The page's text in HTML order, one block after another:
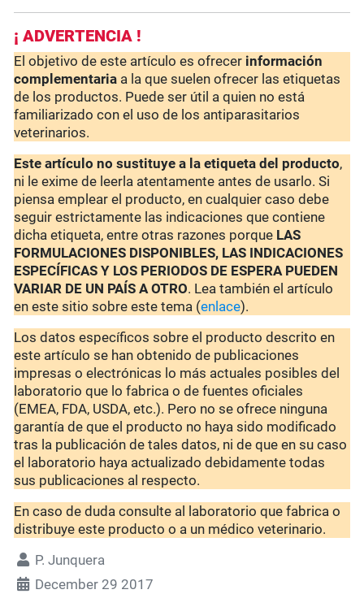
¡ ADVERTENCIA !
El objetivo de este artículo es ofrecer información
complementaria a la que suelen ofrecer las etiquetas
de los productos. Puede ser útil a quien no está
familiarizado con el uso de los antiparasitarios
veterinarios.
Este artículo no sustituye a la etiqueta del producto,
ni le exime de leerla atentamente antes de usarlo. Si
piensa emplear el producto, en cualquier caso debe
seguir estrictamente las indicaciones que contiene
dicha etiqueta, entre otras razones porque LAS
FORMULACIONES DISPONIBLES, LAS INDICACIONES
ESPECÍFICAS Y LOS PERIODOS DE ESPERA PUEDEN
VARIAR DE UN PAÍS A OTRO. Lea también el artículo
en este sitio sobre este tema (enlace).
Los datos específicos sobre el producto descrito en
este artículo se han obtenido de publicaciones
impresas o electrónicas lo más actuales posibles del
laboratorio que lo fabrica o de fuentes oficiales
(EMEA, FDA, USDA, etc.). Pero no se ofrece ninguna
garantía de que el producto no haya sido modificado
tras la publicación de tales datos, ni de que en su caso
el laboratorio haya actualizado debidamente todas
sus publicaciones al respecto.
En caso de duda consulte al laboratorio que fabrica o
distribuye este producto o a un médico veterinario.
P. Junquera
December 29 2017